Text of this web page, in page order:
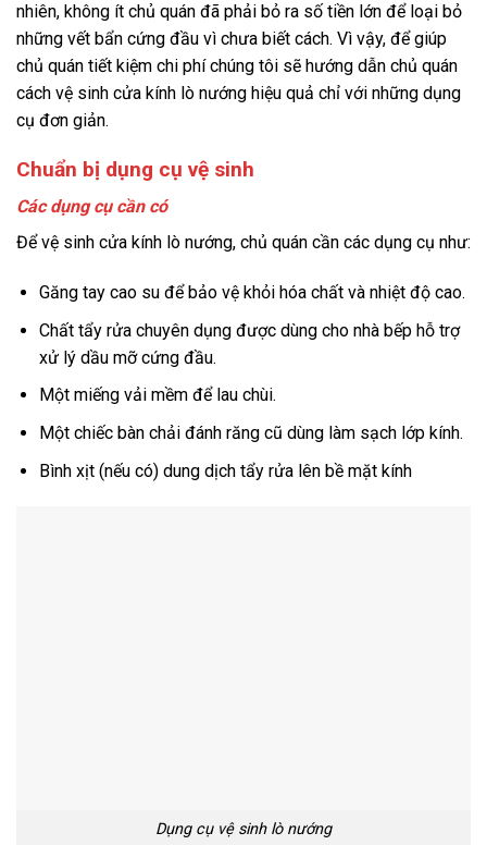
nhiên, không ít chủ quán đã phải bỏ ra số tiền lớn để loại bỏ
những vết bẩn cứng đầu vì chưa biết cách. Vì vậy, để giúp
chủ quán tiết kiệm chi phí chúng tôi sẽ hướng dẫn chủ quán
cách vệ sinh cửa kính lò nướng hiệu quả chỉ với những dụng
cụ đơn giản.
Chuẩn bị dụng cụ vệ sinh
Các dụng cụ cần có
Để vệ sinh cửa kính lò nướng, chủ quán cần các dụng cụ như:
Găng tay cao su để bảo vệ khỏi hóa chất và nhiệt độ cao.
Chất tẩy rửa chuyên dụng được dùng cho nhà bếp hỗ trợ
xử lý dầu mỡ cứng đầu.
Một miếng vải mềm để lau chùi.
Một chiếc bàn chải đánh răng cũ dùng làm sạch lớp kính.
Bình xịt (nếu có) dung dịch tẩy rửa lên bề mặt kính
Dụng cụ vệ sinh lò nướng